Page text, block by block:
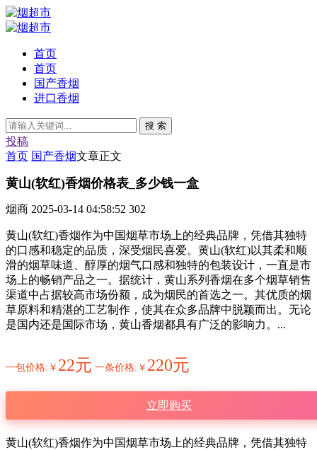
首页
首页
国产香烟
进口香烟
搜 索
投稿
首页 国产香烟文章正文
黄山(软红)香烟价格表_多少钱一盒
烟商 2025-03-14 04:58:52 302
黄山(软红)香烟作为中国烟草市场上的经典品牌，凭借其独特
的口感和稳定的品质，深受烟民喜爱。黄山(软红)以其柔和顺
滑的烟草味道、醇厚的烟气口感和独特的包装设计，一直是市
场上的畅销产品之一。据统计，黄山系列香烟在多个烟草销售
渠道中占据较高市场份额，成为烟民的首选之一。其优质的烟
草原料和精湛的工艺制作，使其在众多品牌中脱颖而出。无论
是国内还是国际市场，黄山香烟都具有广泛的影响力。...
一包价格:￥ 22元 一条价格:￥ 220元
立即购买
黄山(软红)香烟作为中国烟草市场上的经典品牌，凭借其独特